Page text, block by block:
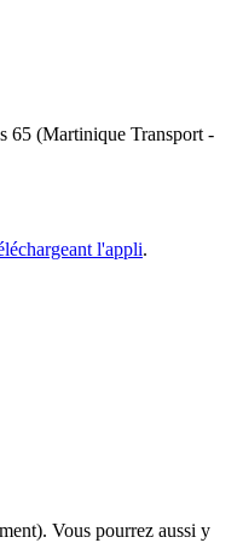
65 (Martinique Transport -
l'appli.
Vous pourrez aussi y